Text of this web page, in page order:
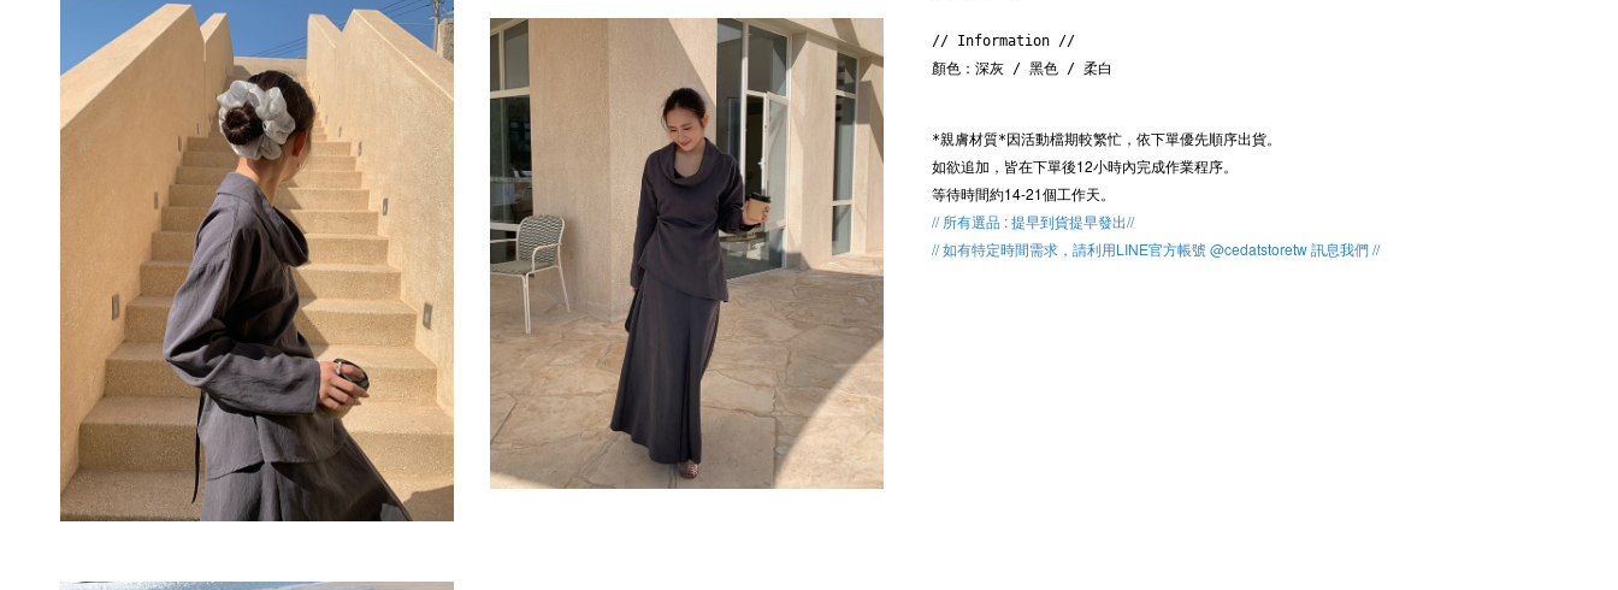
// Information //
顏色：深灰 / 黑色 / 柔白
*親膚材質*因活動檔期較繁忙，依下單優先順序出貨。
如欲追加，皆在下單後12小時內完成作業程序。
等待時間約14-21個工作天。
// 所有選品 : 提早到貨提早發出//
// 如有特定時間需求，請利用LINE官方帳號 @cedatstoretw 訊息我們 //